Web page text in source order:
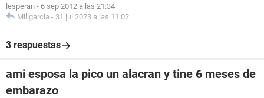
lesperan - 6 sep 2012 a las 21:34
Miligarcia - 31 jul 2023 a las 11:02
3 respuestas
ami esposa la pico un alacran y tine 6 meses de
embarazo